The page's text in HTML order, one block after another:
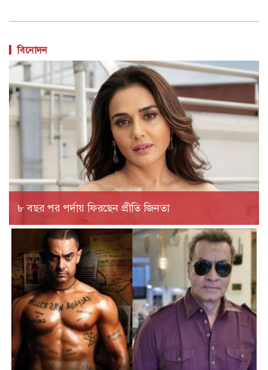
বিনোদন
৮ বছর পর পর্দায় ফিরছেন প্রীতি জিনতা